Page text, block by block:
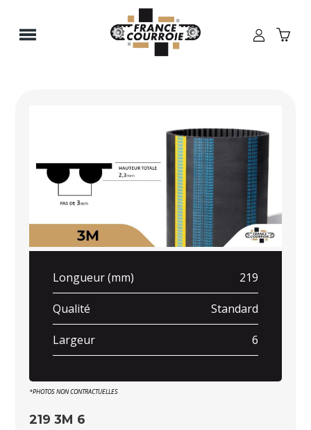
Longueur (mm) 219
Qualité Standard
Largeur 6
*PHOTOS NON CONTRACTUELLES
219 3M 6
Panneau de gestion des cookies